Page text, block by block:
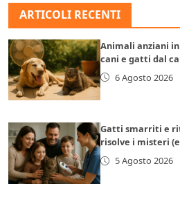
ARTICOLI RECENTI
Animali anziani
cani e gatti dal
6 Agosto 2026
Gatti smarriti e
risolve i misteri
5 Agosto 2026